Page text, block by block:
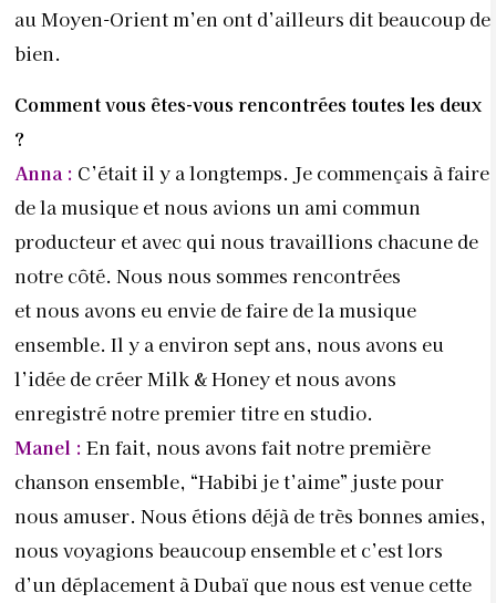
au Moyen-Orient m’en ont d’ailleurs dit beaucoup de
bien.
Comment vous êtes-vous rencontrées toutes les deux
?
Anna : C’était il y a longtemps. Je commençais à faire
de la musique et nous avions un ami commun
producteur et avec qui nous travaillions chacune de
notre côté. Nous nous sommes rencontrées
et nous avons eu envie de faire de la musique
ensemble. Il y a environ sept ans, nous avons eu
l’idée de créer Milk & Honey et nous avons
enregistré notre premier titre en studio.
Manel : En fait, nous avons fait notre première
chanson ensemble, “Habibi je t’aime” juste pour
nous amuser. Nous étions déjà de très bonnes amies,
nous voyagions beaucoup ensemble et c’est lors
d’un déplacement à Dubaï que nous est venue cette